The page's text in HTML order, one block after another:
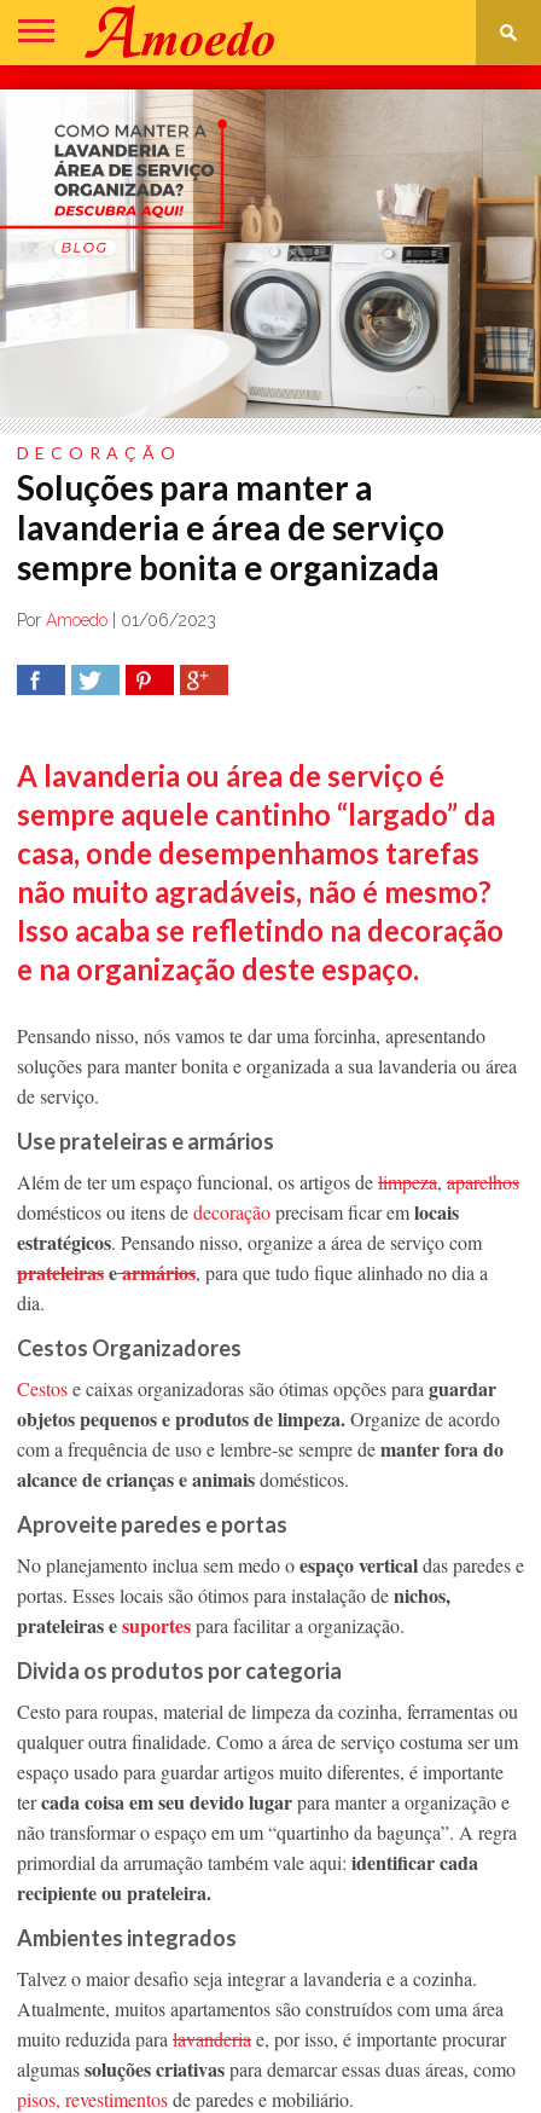
DECORAÇÃO
CONSTRUÇÃO
PARA
LOJA
ASSISTÊNCIA
TÉCNICA
DECORAÇÃO
Soluções para manter a
lavanderia e área de serviço
sempre bonita e organizada
Por Amoedo | 01/06/2023
A lavanderia ou área de serviço é
sempre aquele cantinho “largado” da
casa, onde desempenhamos tarefas
não muito agradáveis, não é mesmo?
Isso acaba se refletindo na decoração
e na organização deste espaço.
Pensando nisso, nós vamos te dar uma forcinha, apresentando
soluções para manter bonita e organizada a sua lavanderia ou área
de serviço.
Use prateleiras e armários
Além de ter um espaço funcional, os artigos delimpeza, aparelhos
domésticos ou itens dedecoraçãoprecisam ficar emlocais
estratégicos. Pensando nisso, organize a área de serviço com
prateleirasearmários, para que tudo fique alinhado no dia a
dia.
Cestos Organizadores
Cestose caixas organizadoras são ótimas opções para guardar
objetos pequenos e produtos de limpeza.Organize de acordo
com a frequência de uso e lembre-se sempre demanter fora do
alcance de crianças e animaisdomésticos.
Aproveite paredes e portas
No planejamento inclua sem medo oespaço verticaldas paredes e
portas. Esses locais são ótimos para instalação denichos,
prateleiras esuportespara facilitar a organização.
Divida os produtos por categoria
Cesto para roupas, material de limpeza da cozinha, ferramentas ou
qualquer outra finalidade. Como a área de serviço costuma ser um
espaço usado para guardar artigos muito diferentes, é importante
tercada coisa em seu devido lugarpara manter a organização e
não transformar o espaço em um “quartinho da bagunça”. A regra
primordial da arrumação também vale aqui: identificar cada
recipiente ou prateleira.
Ambientes integrados
Talvez o maior desafio seja integrar a lavanderia e a cozinha.
Atualmente, muitos apartamentos são construídos com uma área
muito reduzida para lavanderiae, por isso, é importante procurar
algumassoluções criativaspara demarcar essas duas áreas, como
pisos, revestimentosde paredes e mobiliário.